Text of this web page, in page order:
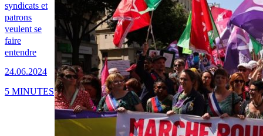
syndicats et
patrons
veulent se
faire
entendre
24.06.2024
5 MINUTES